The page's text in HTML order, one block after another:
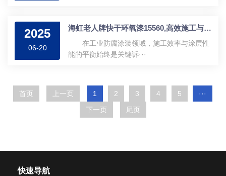
2025
06-20
海虹老人牌快干环氧漆15560,高效施工与长效防护
在工业防腐涂装领域，施工效率与涂层性
能的平衡始终是关键诉···
首页 上一页 1 2 3 4 5
···
下一页
尾页
快速导航